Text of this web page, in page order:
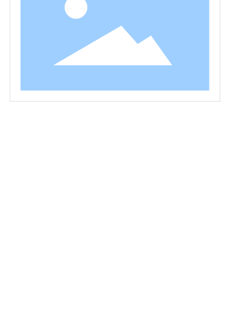
мощный и неудержимый.